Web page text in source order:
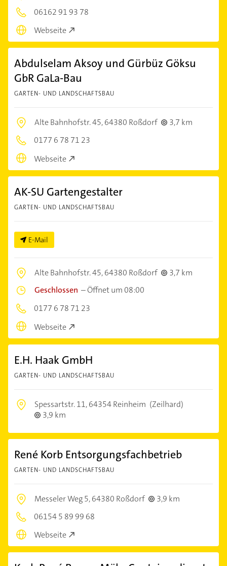
06162 91 93 78
Webseite
Abdulselam Aksoy und Gürbüz Göksu
GbR GaLa-Bau
GARTEN- UND LANDSCHAFTSBAU
Alte Bahnhofstr. 45,64380 Roßdorf
3,7 km
0177 6 78 71 23
Webseite
AK-SU Gartengestalter
GARTEN- UND LANDSCHAFTSBAU
E-Mail
Alte Bahnhofstr. 45,64380 Roßdorf
3,7 km
Geschlossen –Öffnet um 08:00
0177 6 78 71 23
Webseite
E.H. Haak GmbH
GARTEN- UND LANDSCHAFTSBAU
Spessartstr. 11,64354 Reinheim (Zeilhard)
3,9 km
René Korb Entsorgungsfachbetrieb
GARTEN- UND LANDSCHAFTSBAU
Messeler Weg 5,64380 Roßdorf
3,9 km
06154 5 89 99 68
Webseite